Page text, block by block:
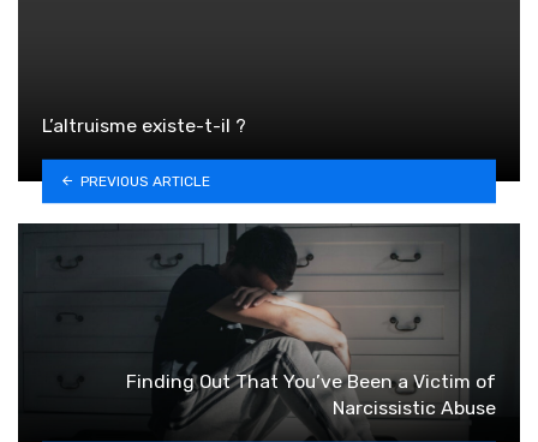
L’altruisme existe-t-il ?
PREVIOUS ARTICLE
Finding Out That You’ve Been a Victim of
Narcissistic Abuse